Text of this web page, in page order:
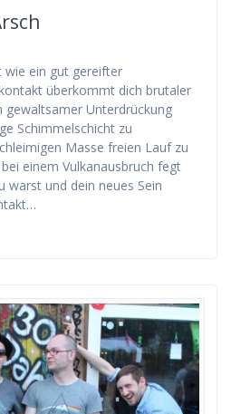
wie ein gut gereifter
überkommt dich brutaler
gewaltsamer Unterdrückung
Schimmelschicht zu
Masse freien Lauf zu
einem Vulkanausbruch fegt
warst und dein neues Sein